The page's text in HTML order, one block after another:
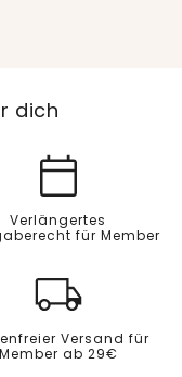
dich
Verlängertes
für Member
Versand für
Member ab 29€